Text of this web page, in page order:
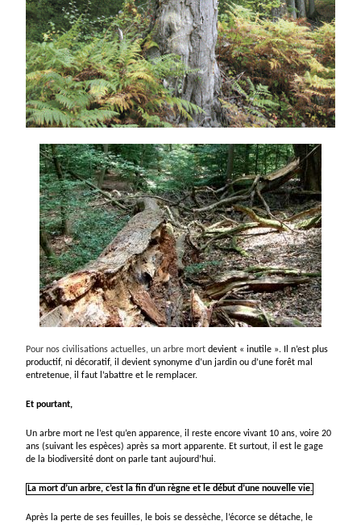
Pour nos civilisations actuelles, un arbre mortdevient « inutile ». Il n’est plus
productif, ni décoratif, il devient synonyme d’un jardin ou d’une forêt mal
entretenue, il faut l’abattre et le remplacer.
Et pourtant,
Un arbre mort ne l’est qu’en apparence, il reste encore vivant 10 ans, voire 20
ans (suivant les espèces) après sa mort apparente. Et surtout, il est le gage
de la biodiversité dont on parle tant aujourd’hui.
La mort d’un arbre, c’est la fin d’un règne et le début d’une nouvelle vie.
Après la perte de ses feuilles, le bois se dessèche, l’écorce se détache, le